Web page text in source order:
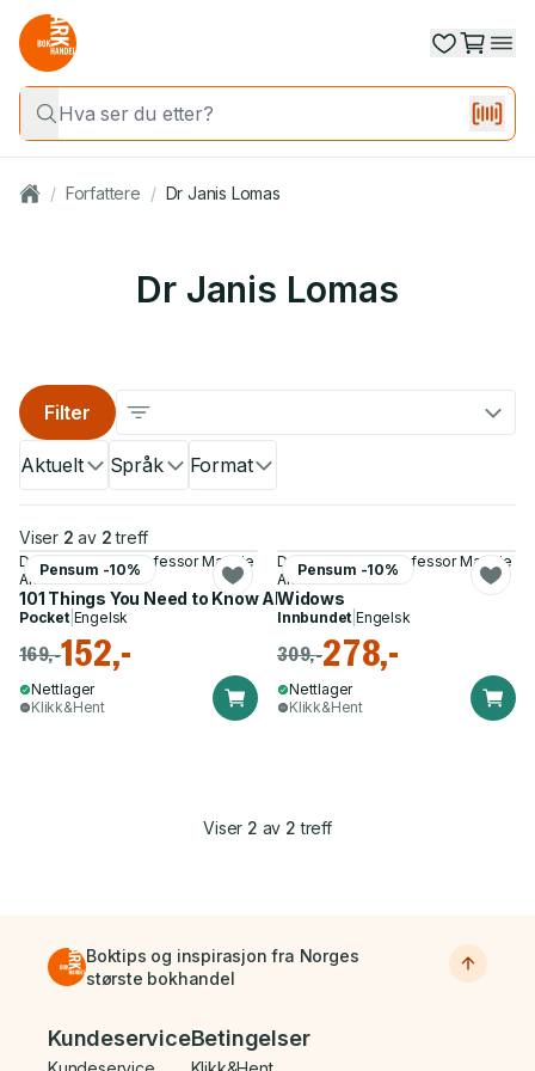
/ Forfattere / Dr Janis Lomas
Dr Janis Lomas
Aktuelt Språk Format
Filter
Viser 2 av 2 treff
Pensum -10%
Dr Janis Lomas, Professor Maggie
Andrews
101 Things You Need to Know About Suffragettes
Pocket| Engelsk
169,-152,-
Nettlager
Klikk&Hent
Pensum -10%
Dr Janis Lomas, Professor Maggie
Andrews
Widows
Innbundet |Engelsk
309,-278,-
Nettlager
Klikk&Hent
Viser 2 av 2 treff
Boktips og inspirasjon fra Norges
største bokhandel
Bunnmeny
KundeserviceBetingelser